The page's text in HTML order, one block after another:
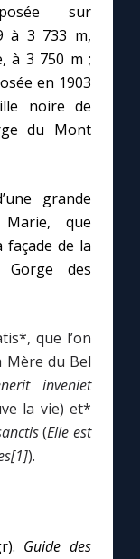
sur
à 3 733 m,
à 3 750 m ;
en 1903
noire de
du Mont
grande
que
façade de la
Gorge des
que l’on
Mère du Bel
inveniet
la vie) et*
(Elle est
).
Guide des